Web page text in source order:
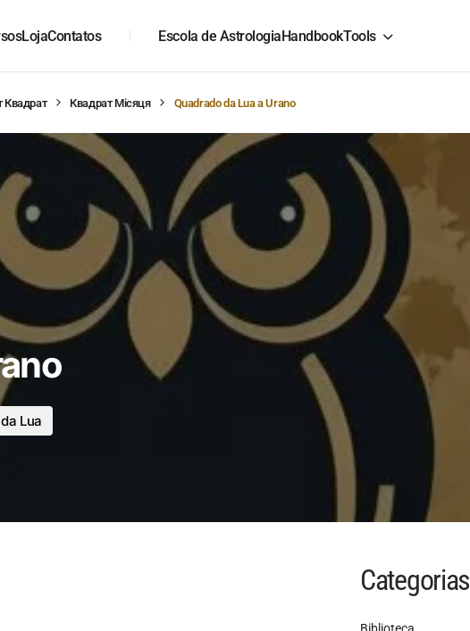
LojaContatos Escola de AstrologiaHandbookTools
Квадрат Квадрат Місяця Quadrado da Lua a Urano
Lua
Categorias